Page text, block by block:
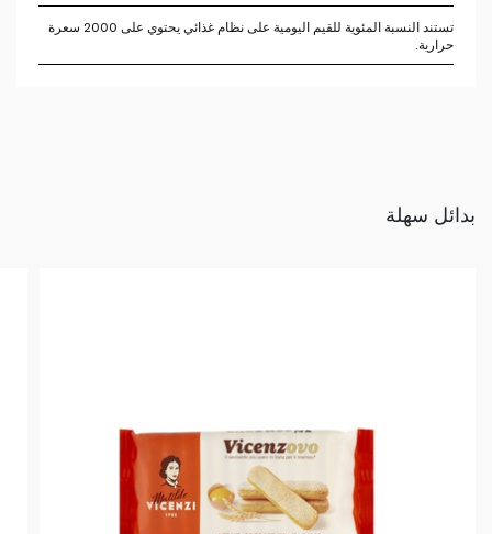
تستند النسبة المئوية للقيم اليومية على نظام غذائي يحتوي على 2000 سعرة
حرارية.
بدائل سهلة